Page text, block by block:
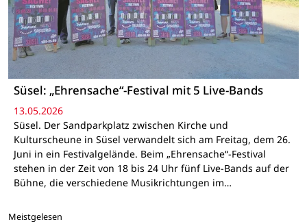
Süsel: „Ehrensache“-Festival mit 5 Live-Bands
13.05.2026
Süsel. Der Sandparkplatz zwischen Kirche und
Kulturscheune in Süsel verwandelt sich am Freitag, dem 26.
Juni in ein Festivalgelände. Beim „Ehrensache“-Festival
stehen in der Zeit von 18 bis 24 Uhr fünf Live-Bands auf der
Bühne, die verschiedene Musikrichtungen im…
Meistgelesen